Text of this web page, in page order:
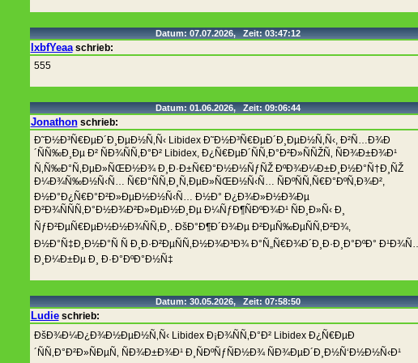
Datum: 07.07.2026, Zeit: 03:47:12
lxbfYeaaschrieb:
555
Datum: 01.06.2026, Zeit: 09:06:44
Jonathonschrieb:
Ð˜Ð½Ð³Ñ€ÐµÐ´Ð¸ÐµÐ½Ñ‚Ñ‹ Libidex Ð˜Ð½Ð³Ñ€ÐµÐ´Ð¸ÐµÐ½Ñ‚Ñ‹, Ð²Ñ…Ð¾Ð
´ÑÑ‰Ð¸Ðµ Ð² ÑÐ¾ÑÑ‚Ð°Ð² Libidex, Ð¿Ñ€ÐµÐ´ÑÑ‚Ð°Ð²Ð»ÑÑŽÑ‚ ÑÐ¾Ð±Ð¾Ð¹
Ñ‚Ñ‰Ð°Ñ‚ÐµÐ»ÑŒÐ½Ð¾ Ð¸Ð·Ð±Ñ€Ð°Ð½Ð½ÑƒÑŽ ÐºÐ¾Ð¼Ð±Ð¸Ð½Ð°Ñ†Ð¸ÑŽ
Ð¼Ð¾Ñ‰Ð½Ñ‹Ñ… Ñ€Ð°ÑÑ‚Ð¸Ñ‚ÐµÐ»ÑŒÐ½Ñ‹Ñ… ÑÐºÑÑ‚Ñ€Ð°ÐºÑ‚Ð¾Ð²,
Ð½Ð°Ð¿Ñ€Ð°Ð²Ð»ÐµÐ½Ð½Ñ‹Ñ… Ð½Ð° Ð¿Ð¾Ð»Ð½Ð¾Ðµ
Ð²Ð¾ÑÑÑ‚Ð°Ð½Ð¾Ð²Ð»ÐµÐ½Ð¸Ðµ Ð¼ÑƒÐ¶ÑÐºÐ¾Ð¹ ÑÐ¸Ð»Ñ‹ Ð¸
ÑƒÐ²ÐµÑ€ÐµÐ½Ð½Ð¾ÑÑ‚Ð¸. ÐšÐ°Ð¶Ð´Ð¾Ðµ Ð²ÐµÑ‰ÐµÑÑ‚Ð²Ð¾,
Ð½Ð°Ñ‡Ð¸Ð½Ð°Ñ Ñ Ð¸Ð·Ð²ÐµÑÑ‚Ð½Ð¾Ð³Ð¾ Ð°Ñ„Ñ€Ð¾Ð´Ð¸Ð·Ð¸Ð°ÐºÐ°
Ð¸Ð¼Ð±Ðµ Ð¸ Ð·Ð°ÐºÐ°Ð½Ñ‡
Datum: 30.05.2026, Zeit: 07:58:50
Ludieschrieb:
ÐšÐ¾Ð¼Ð¿Ð¾Ð½ÐµÐ½Ñ‚Ñ‹ Libidex Ð¡Ð¾ÑÑ‚Ð°Ð² Libidex Ð¿Ñ€ÐµÐ
´ÑÑ‚Ð°Ð²Ð»ÑÐµÑ‚ ÑÐ¾Ð±Ð¾Ð¹ Ð¸ÑÐºÑƒÑÐ½Ð¾ ÑÐ¾ÐµÐ´Ð¸Ð½Ñ‘Ð½Ð½Ñ‹Ð¹